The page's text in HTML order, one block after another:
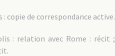
copie de correspondance active.
: relation avec Rome : récit ;